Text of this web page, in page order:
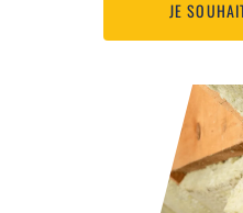
JE